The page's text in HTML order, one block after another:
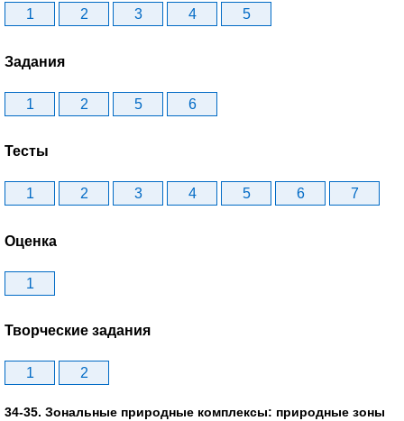
1 2 3 4 5
Задания
1 2 5 6
Тесты
1 2 3 4 5 6 7
Оценка
1
Творческие задания
1 2
34-35. Зональные природные комплексы: природные зоны